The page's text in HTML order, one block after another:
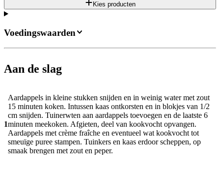
Kies producten
Aan de slag
1
Aardappels in kleine stukken snijden en in weinig water met zout
15 minuten koken. Intussen kaas ontkorsten en in blokjes van 1/2
cm snijden. Tuinerwten aan aardappels toevoegen en de laatste 6
minuten meekoken. Afgieten, deel van kookvocht opvangen.
Aardappels met crème fraîche en eventueel wat kookvocht tot
smeuïge puree stampen. Tuinkers en kaas erdoor scheppen, op
smaak brengen met zout en peper.
Voedingswaarden